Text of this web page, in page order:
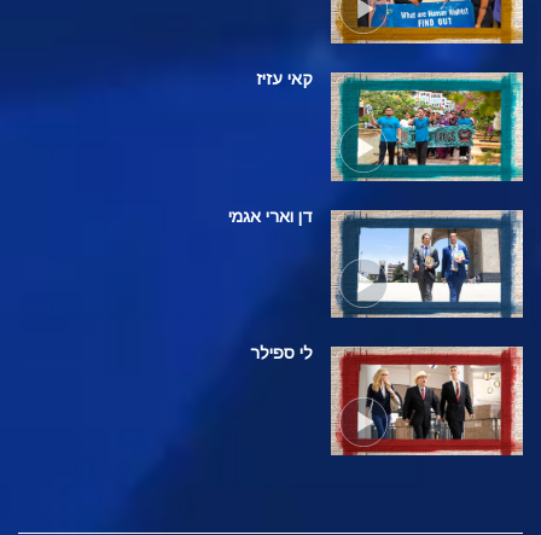
קאי עזיז
דן וארי אגמי
לי ספילר